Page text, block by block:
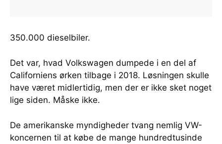
350.000 dieselbiler.
Det var, hvad Volkswagen dumpede i en del af
Californiens ørken tilbage i 2018. Løsningen skulle
have været midlertidig, men der er ikke sket noget
lige siden. Måske ikke.
De amerikanske myndigheder tvang nemlig VW-
koncernen til at købe de mange hundredtusinde